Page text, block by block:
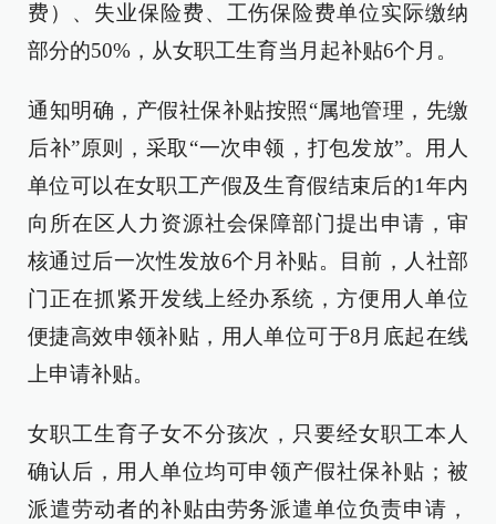
费）、失业保险费、工伤保险费单位实际缴纳
部分的50%，从女职工生育当月起补贴6个月。
通知明确，产假社保补贴按照“属地管理，先缴
后补”原则，采取“一次申领，打包发放”。用人
单位可以在女职工产假及生育假结束后的1年内
向所在区人力资源社会保障部门提出申请，审
核通过后一次性发放6个月补贴。目前，人社部
门正在抓紧开发线上经办系统，方便用人单位
便捷高效申领补贴，用人单位可于8月底起在线
上申请补贴。
女职工生育子女不分孩次，只要经女职工本人
确认后，用人单位均可申领产假社保补贴；被
派遣劳动者的补贴由劳务派遣单位负责申请，